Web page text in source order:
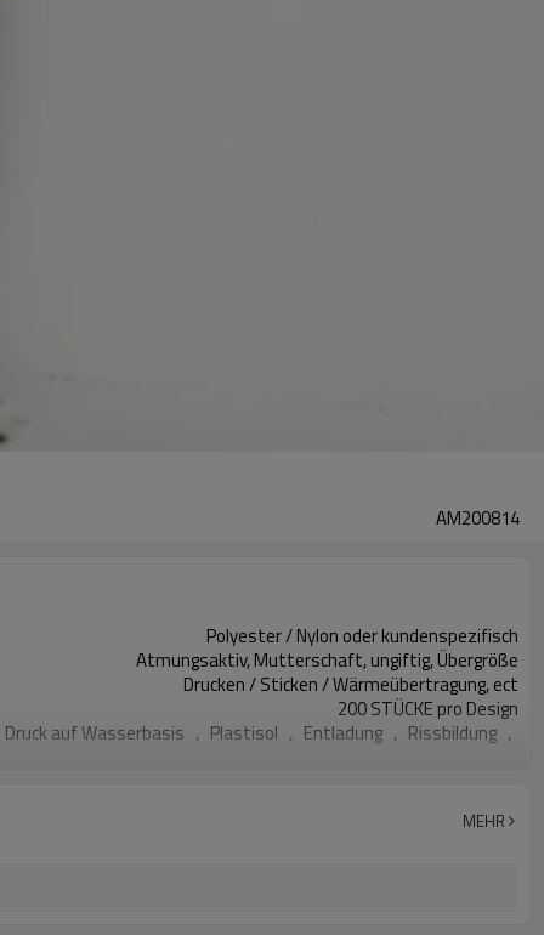
AM200814
Polyester / Nylon oder kundenspezifisch
Atmungsaktiv, Mutterschaft, ungiftig, Übergröße
Drucken / Sticken / Wärmeübertragung, ect
200 STÜCKE pro Design
Druck auf Wasserbasis ， Plastisol ， Entladung ， Rissbildung ，
Begrüßt
MEHR